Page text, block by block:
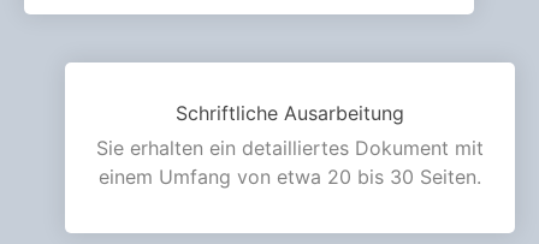
Schriftliche Ausarbeitung
Sie erhalten ein detailliertes Dokument mit
einem Umfang von etwa 20 bis 30 Seiten.